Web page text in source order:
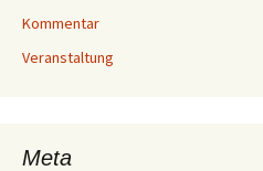
Kommentar
Veranstaltung
Meta